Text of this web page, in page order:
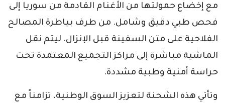
مع إخضاع حمولتها من الأغنام القادمة من سوريا إلى
فحص طبي دقيق وشامل. من طرف بياطرة المصالح
الفلاحية على متن السفينة قبل الإنزال. ليتم نقل
الماشية مباشرة إلى مراكز التجميع المعتمدة تحت
حراسة أمنية وطبية مشددة.
وتأتي هذه الشحنة لتعزيز السوق الوطنية، تزامناً مع